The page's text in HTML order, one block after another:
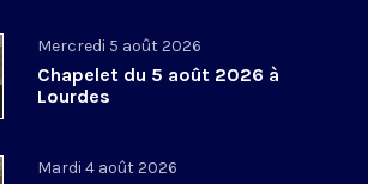
Mercredi 5 août 2026
Chapelet du 5 août 2026 à
Lourdes
Mardi 4 août 2026